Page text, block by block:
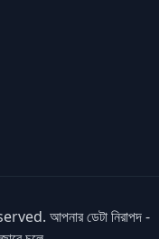
আপনার ডেটা নিরাপদ -